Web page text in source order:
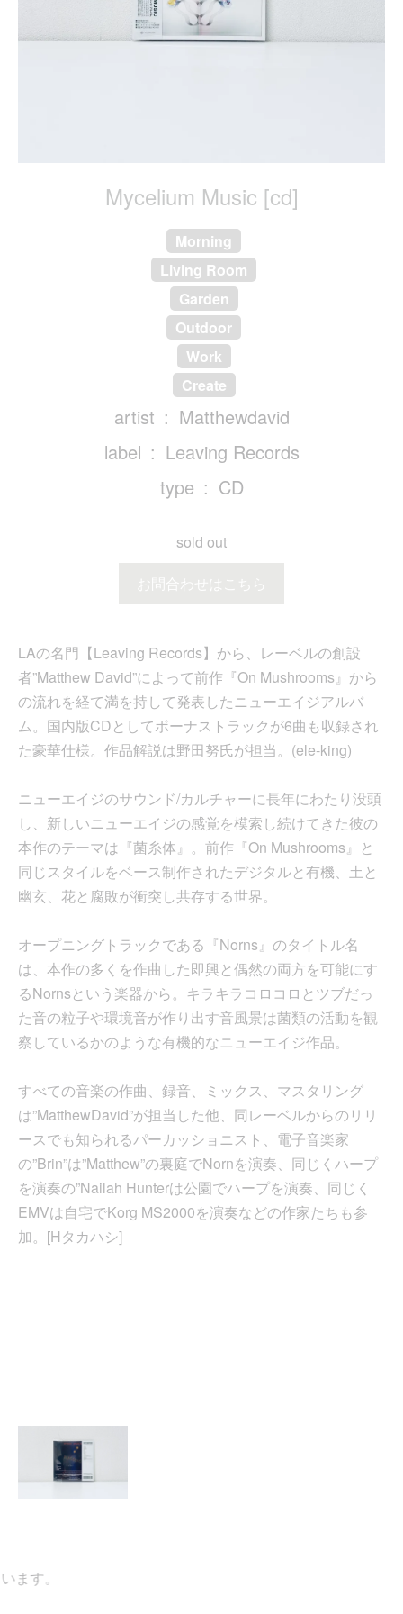
Mycelium Music [cd]
Morning
Living Room
Garden
Outdoor
Work
Create
artist
Matthewdavid
label
Leaving Records
type
CD
sold out
お問合わせはこちら
LAの名門【Leaving Records】から、レーベルの創設
者”Matthew David”によって前作『On Mushrooms』から
の流れを経て満を持して発表したニューエイジアルバ
ム。国内版CDとしてボーナストラックが6曲も収録され
た豪華仕様。作品解説は野田努氏が担当。(ele-king)
ニューエイジのサウンド/カルチャーに長年にわたり没頭
し、新しいニューエイジの感覚を模索し続けてきた彼の
本作のテーマは『菌糸体』。前作『On Mushrooms』と
同じスタイルをベース制作されたデジタルと有機、土と
幽玄、花と腐敗が衝突し共存する世界。
オープニングトラックである『Norns』のタイトル名
は、本作の多くを作曲した即興と偶然の両方を可能にす
るNornsという楽器から。キラキラコロコロとツブだっ
た音の粒子や環境音が作り出す音風景は菌類の活動を観
察しているかのような有機的なニューエイジ作品。
すべての音楽の作曲、録音、ミックス、マスタリング
は”MatthewDavid”が担当した他、同レーベルからのリリ
ースでも知られるパーカッショニスト、電子音楽家
の”Brin”は”Matthew”の裏庭でNornを演奏、同じくハープ
を演奏の”Nailah Hunterは公園でハープを演奏、同じく
EMVは自宅でKorg MS2000を演奏などの作家たちも参
加。[Hタカハシ]
す。